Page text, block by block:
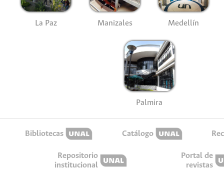
La Paz Manizales Medellín
Palmira
Bibliotecas Catálogo
Repositorio
institucional
Portal de
revistas